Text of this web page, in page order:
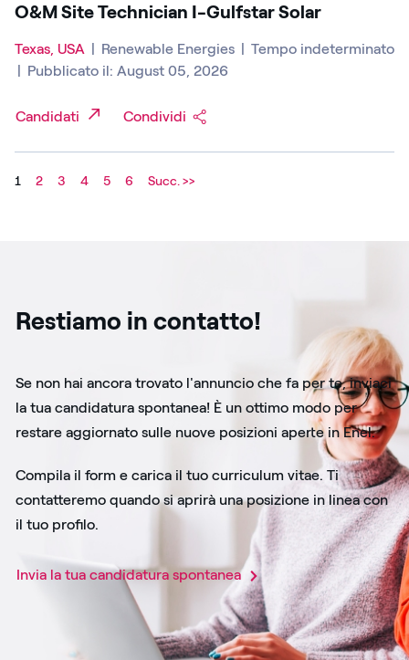
O&M Site Technician I-Gulfstar Solar
Texas, USA Renewable Energies
Tempo indeterminato
Pubblicato il: August 05, 2026
Candidati Condividi
1 2 3 4 5 6 Succ. >>
Restiamo in contatto!
Se non hai ancora trovato l'annuncio che fa per te, inviaci
la tua candidatura spontanea! È un ottimo modo per
restare aggiornato sulle nuove posizioni aperte in Enel.
Compila il form e carica il tuo curriculum vitae. Ti
contatteremo quando si aprirà una posizione in linea con
il tuo profilo.
Invia la tua candidatura spontanea​